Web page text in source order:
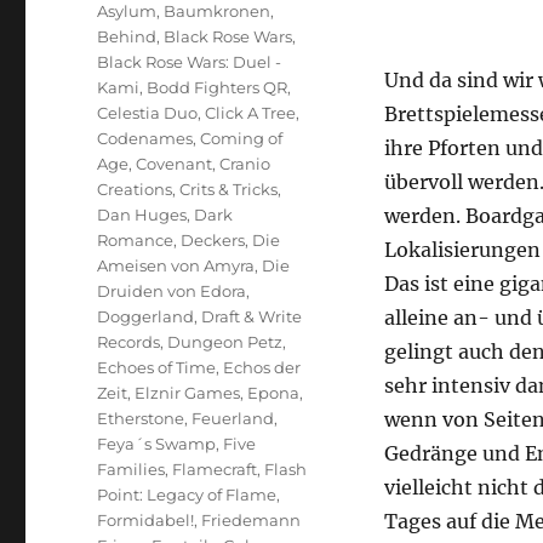
Und da sind wir
ihre Pforten
übervoll
werden.
Das ist eine
alleine an- und
gelingt auch
sehr intensiv
wenn von
Gedränge und
vielleicht nicht
Tages auf die
Asylum, Baumkronen,
Behind, Black Rose Wars,
Black Rose Wars: Duel -
Kami, Bodd Fighters QR,
Celestia Duo,Click A Tree,
Codenames,Coming of
Age,Covenant,Cranio
Creations,Crits & Tricks,
Dan Huges, Dark
Romance, Deckers, Die
Ameisen von Amyra, Die
Druiden von Edora,
Doggerland, Draft & Write
Records, Dungeon Petz,
Echoes of Time, Echos der
Zeit, Elznir Games, Epona,
Etherstone, Feuerland,
Feya´s Swamp, Five
Families, Flamecraft, Flash
Point: Legacy of Flame,
Formidabel!, Friedemann